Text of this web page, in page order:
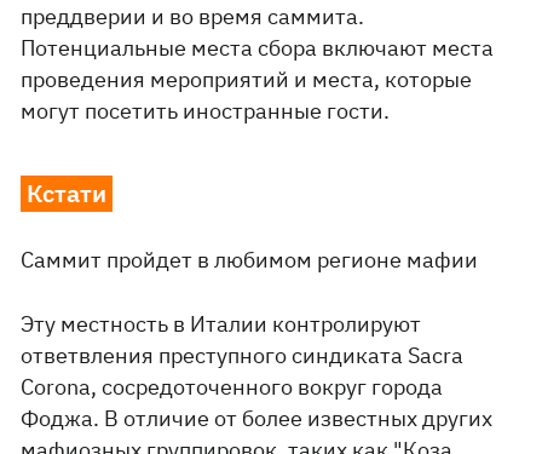
преддверии и во время саммита.
Потенциальные места сбора включают места
проведения мероприятий и места, которые
могут посетить иностранные гости.
Кстати
Саммит пройдет в любимом регионе мафии
Эту местность в Италии контролируют
ответвления преступного синдиката Sacra
Corona, сосредоточенного вокруг города
Фоджа. В отличие от более известных других